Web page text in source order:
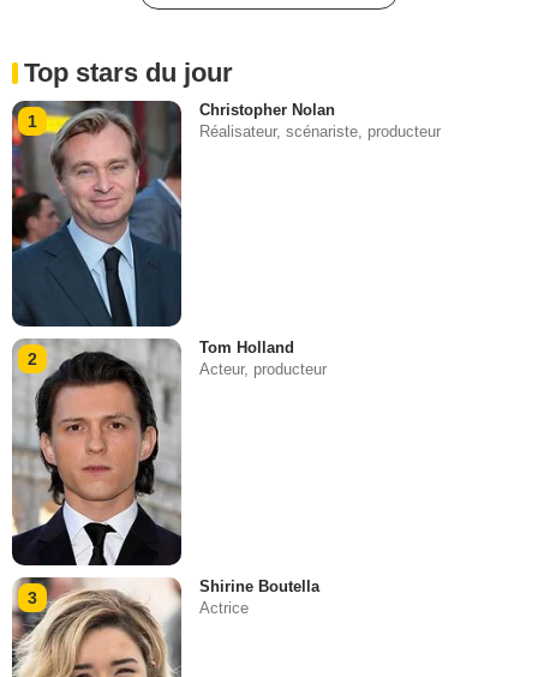
Top stars du jour
1
Christopher Nolan
Réalisateur, scénariste, producteur
2
Tom Holland
Acteur, producteur
3
Shirine Boutella
Actrice